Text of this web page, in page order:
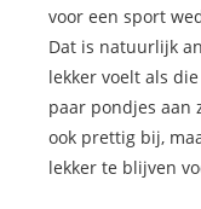
voor een sport
Dat is natuurlijk
lekker voelt als
paar pondjes aan
ook prettig bij,
lekker te blijven